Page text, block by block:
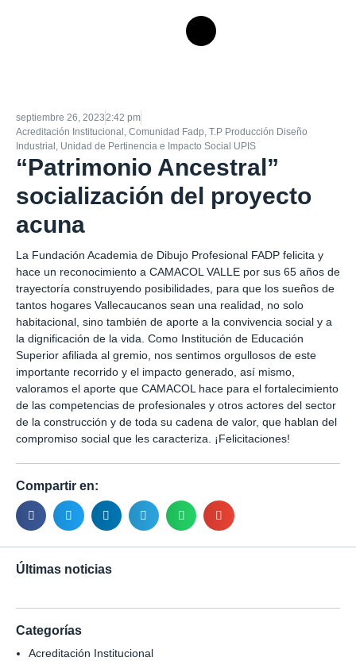
septiembre 26, 20232:42 pm
Acreditación Institucional , Comunidad Fadp, T.P Producción Diseño
Industrial , Unidad de Pertinencia e Impacto Social UPIS
“Patrimonio Ancestral”
socialización del proyecto
acuna
La Fundación Academia de Dibujo Profesional FADP felicita y
hace un reconocimiento a CAMACOL VALLE por sus 65 años de
trayectoría construyendo posibilidades, para que los sueños de
tantos hogares Vallecaucanos sean una realidad, no solo
habitacional, sino también de aporte a la convivencia social y a
la dignificación de la vida. Como Institución de Educación
Superior afiliada al gremio, nos sentimos orgullosos de este
importante recorrido y el impacto generado, así mismo,
valoramos el aporte que CAMACOL hace para el fortalecimiento
de las competencias de profesionales y otros actores del sector
de la construcción y de toda su cadena de valor, que hablan del
compromiso social que les caracteriza. ¡Felicitaciones!
Compartir en:
Últimas noticias
Categorías
Acreditación Institucional